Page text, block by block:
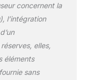
(< 35
d'arrêt
cadeau
prêt à être
concernent la
l’intégration
elles,
éléments
sans